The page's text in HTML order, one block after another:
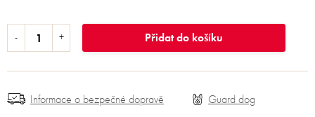
Přidat do košíku
Informace o bezpečné dopravě